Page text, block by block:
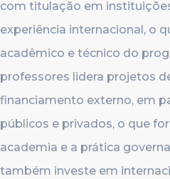
com titulação em
experiência internacional, o
acadêmico e técnico do
professores lidera projetos
financiamento externo, em
públicos e privados, o que
academia e a prática
também investe em